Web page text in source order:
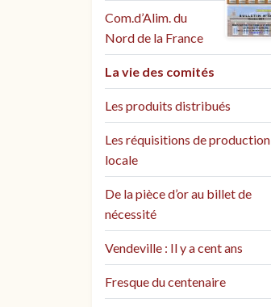
Com.d’Alim. du
Nord de la France
La vie des comités
Les produits distribués
Les réquisitions de production
locale
De la pièce d’or au billet de
nécessité
Vendeville : Il y a cent ans
Fresque du centenaire